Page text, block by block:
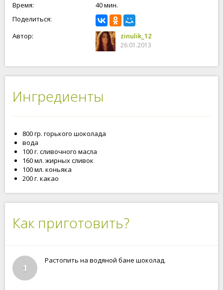
Время:
40 мин.
Поделиться:
Автор:
zinulik_12
26.01.2013
Ингредиенты
800 гр. горького шоколада
вода
100 г. сливочного масла
160 мл. жирных сливок
100 мл. коньяка
200 г. какао
Как приготовить?
1
Растопить на водяной бане шоколад.